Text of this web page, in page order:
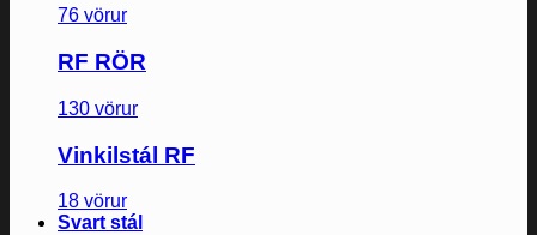
76 vörur
RF RÖR
130 vörur
Vinkilstál RF
18 vörur
Svart stál